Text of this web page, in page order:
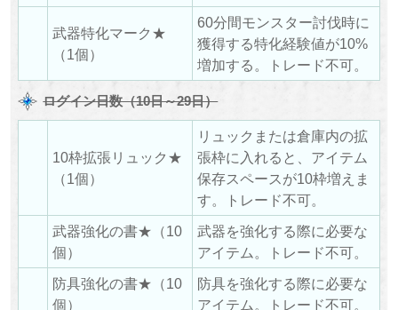
武器特化マーク★
（1個）
60分間モンスター討伐時に
獲得する特化経験値が10%
増加する。トレード不可。
ログイン日数（10日～29日）
10枠拡張リュック★
（1個）
リュックまたは倉庫内の拡
張枠に入れると、アイテム
保存スペースが10枠増えま
す。トレード不可。
武器強化の書★（10
個）
武器を強化する際に必要な
アイテム。トレード不可。
防具強化の書★（10
個）
防具を強化する際に必要な
アイテム。トレード不可。